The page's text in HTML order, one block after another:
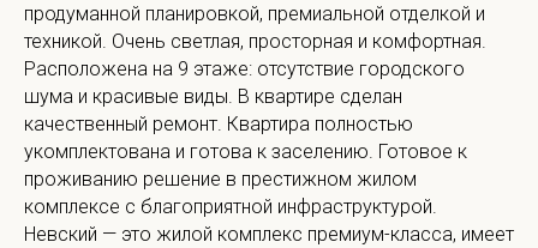
продуманной планировкой, премиальной отделкой и
техникой. Очень светлая, просторная и комфортная.
Расположена на 9 этаже: отсутствие городского
шума и красивые виды. В квартире сделан
качественный ремонт. Квартира полностью
укомплектована и готова к заселению. Готовое к
проживанию решение в престижном жилом
комплексе с благоприятной инфраструктурой.
Невский — это жилой комплекс премиум-класса, имеет